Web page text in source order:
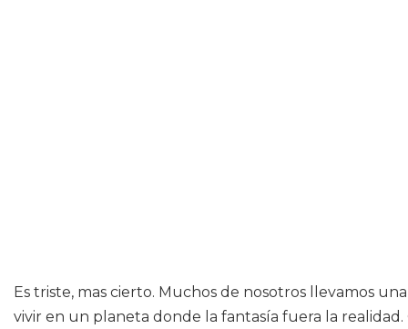
Es triste, mas cierto. Muchos de nosotros llevamos
vivir en un planeta donde la fantasía fuera la